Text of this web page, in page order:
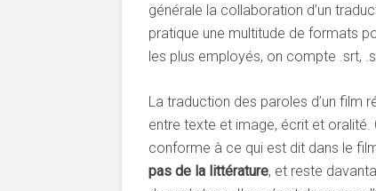
générale la collaboration d’un
pratique une multitude de formats
les plus employés, on compte .srt,
La traduction des paroles d’un film
entre texte et image, écrit et oralité.
conforme à ce qui est dit dans le
pas de la littérature, et reste